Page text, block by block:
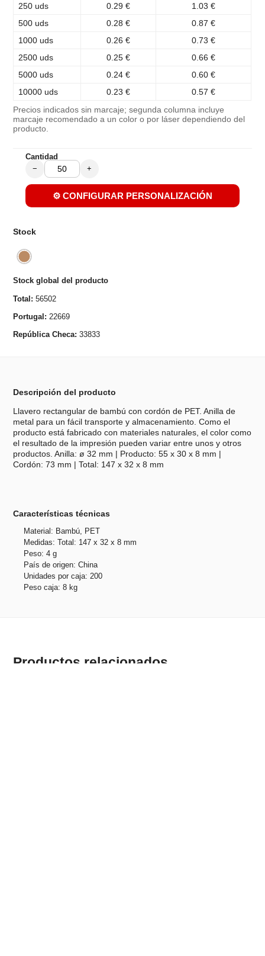
250 uds
0.29 €
1.03 €
500 uds
0.28 €
0.87 €
1000 uds
0.26 €
0.73 €
2500 uds
0.25 €
0.66 €
5000 uds
0.24 €
0.60 €
10000 uds
0.23 € 0.57 €
Precios indicados sin marcaje; segunda columna incluye
marcaje recomendado a un color o por láser dependiendo del
producto.
Cantidad
− +
⚙️ CONFIGURAR PERSONALIZACIÓN
Stock
Stock global del producto
Total: 56502
Portugal: 22669
República Checa: 33833
Descripción del producto
Llavero rectangular de bambú con cordón de PET. Anilla de
metal para un fácil transporte y almacenamiento. Como el
producto está fabricado con materiales naturales, el color como
el resultado de la impresión pueden variar entre unos y otros
productos. Anilla: ø 32 mm | Producto: 55 x 30 x 8 mm |
Cordón: 73 mm | Total: 147 x 32 x 8 mm
Características técnicas
Material: Bambú, PET
Medidas: Total: 147 x 32 x 8 mm
Peso: 4 g
País de origen: China
Unidades por caja: 200
Peso caja: 8 kg
Productos relacionados